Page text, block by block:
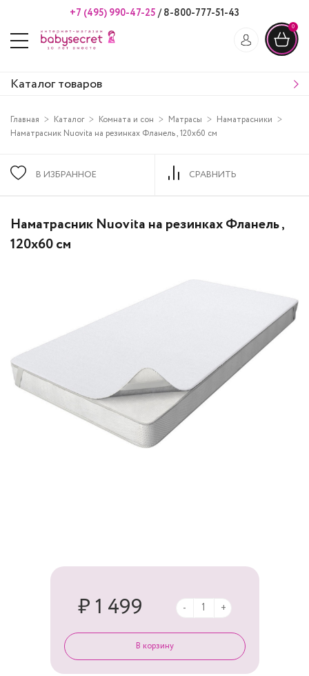
+7 (495) 990-47-25 /8-800-777-51-43
0
Каталог товаров
Главная Каталог Комната и сон Матрасы
Наматрасники
Наматрасник Nuovita на резинках Фланель , 120x60 см
В ИЗБРАННОЕ СРАВНИТЬ
Наматрасник Nuovita на резинках Фланель ,
120x60 см
₽ 1 499 - +